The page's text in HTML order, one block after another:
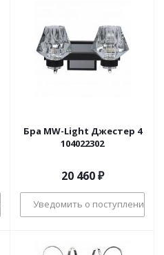
Бра MW-Light Джестер 4
104022302
20 460₽
Уведомить о поступлении